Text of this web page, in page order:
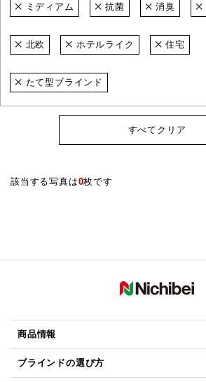
ミディアム 抗菌 消臭
北欧 ホテルライク 住宅
たて型ブラインド
すべてクリア
該当する写真は0枚です
商品情報
ブラインドの選び方